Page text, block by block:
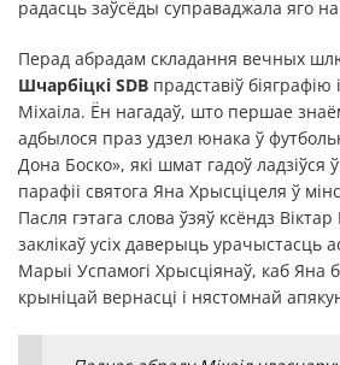
радасць заўсёды суправаджала яго
Перад абрадам складання вечных
Шчарбіцкі SDB прадставіў
Міхаіла. Ён нагадаў, што першае
адбылося праз удзел юнака ў
Дона Боско», які шмат гадоў ладзіўся
парафіі святога Яна Хрысціцеля ў
Пасля гэтага слова ўзяў ксёндз Віктар
заклікаў усіх даверыць урачыстасць
Марыі Успамогі Хрысціянаў, каб Яна
крыніцай вернасці і нястомнай